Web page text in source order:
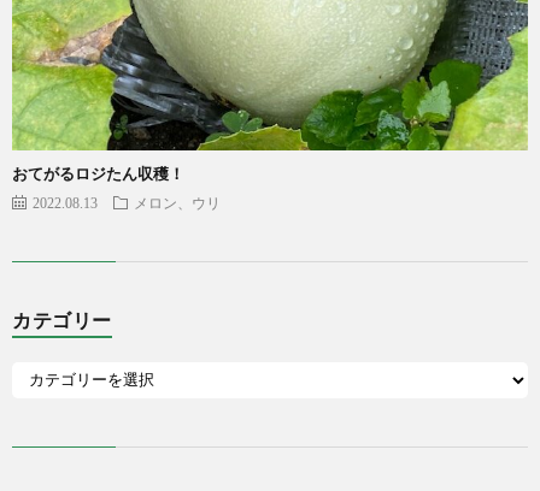
おてがるロジたん収穫！
2022.08.13 メロン、ウリ
カテゴリー